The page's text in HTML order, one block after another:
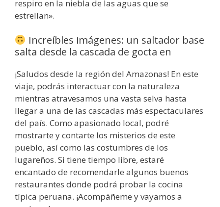
respiro en la niebla de las aguas que se
estrellan».
Increíbles imágenes: un saltador base
salta desde la cascada de gocta en
¡Saludos desde la región del Amazonas! En este
viaje, podrás interactuar con la naturaleza
mientras atravesamos una vasta selva hasta
llegar a una de las cascadas más espectaculares
del país. Como apasionado local, podré
mostrarte y contarte los misterios de este
pueblo, así como las costumbres de los
lugareños. Si tiene tiempo libre, estaré
encantado de recomendarle algunos buenos
restaurantes donde podrá probar la cocina
típica peruana. ¡Acompáñeme y vayamos a